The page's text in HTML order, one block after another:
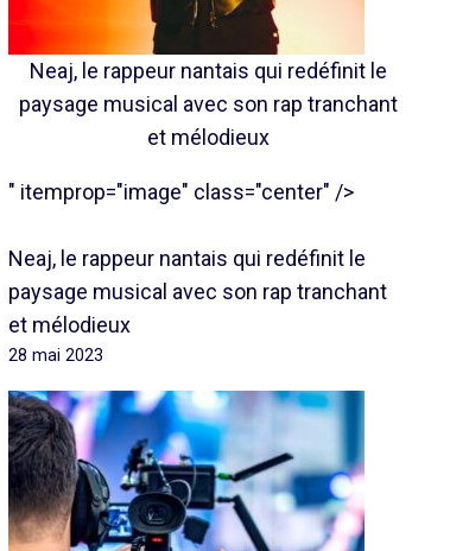
Neaj, le rappeur nantais qui redéfinit le
paysage musical avec son rap tranchant
et mélodieux
" itemprop="image" class="center" />
Neaj, le rappeur nantais qui redéfinit le
paysage musical avec son rap tranchant
et mélodieux
28 mai 2023